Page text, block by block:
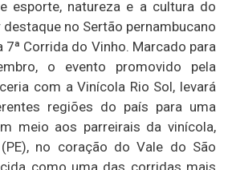
esporte, natureza e a cultura do
no Sertão pernambucano
Corrida do Vinho. Marcado para
o evento promovido pela
com a Vinícola Rio Sol, levará
regiões do país para uma
meio aos parreirais da vinícola,
no coração do Vale do São